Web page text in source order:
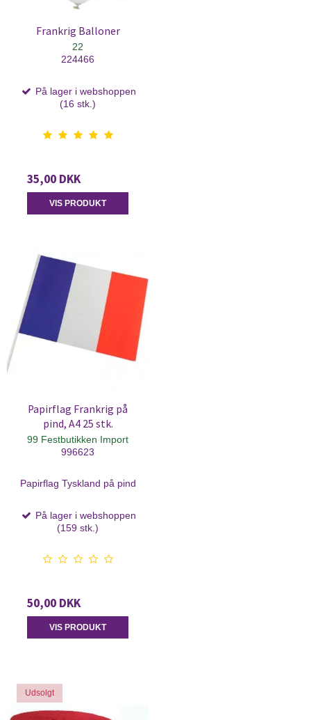
Frankrig Balloner
22
224466
På lager i webshoppen
(16 stk.)
35,00 DKK
VIS PRODUKT
Papirflag Frankrig på
pind, A4 25 stk.
99 Festbutikken Import
996623
Papirflag Tyskland på pind
På lager i webshoppen
(159 stk.)
50,00 DKK
VIS PRODUKT
Udsolgt